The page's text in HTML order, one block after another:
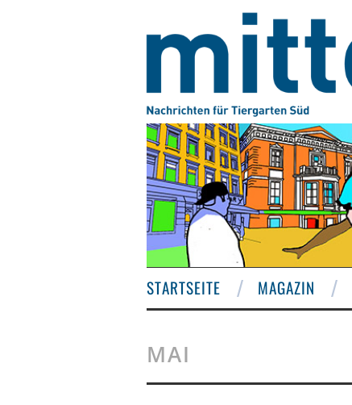
STARTSEITE MAGAZIN
MAI